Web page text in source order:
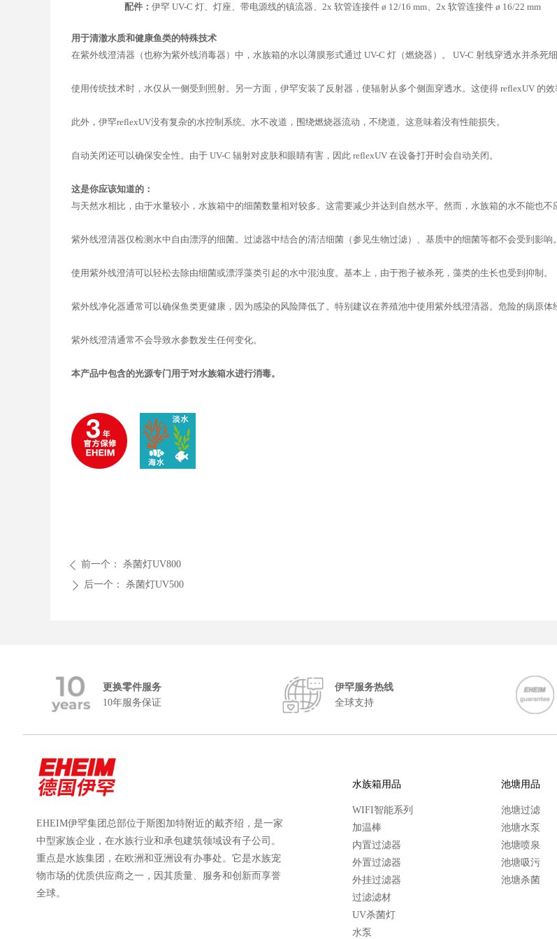
配件： 伊罕 UV-C 灯、灯座、带电源线的镇流器、2x 软管连接件 ø 12/16 mm、2x 软管连接件 ø 16/22 mm
用于清澈水质和健康鱼类的特殊技术
在紫外线澄清器（也称为紫外线消毒器）中，水族箱的水以薄膜形式通过 UV-C 灯（燃烧器）。 UV-C 射线穿透水并杀死
使用传统技术时，水仅从一侧受到照射。另一方面，伊罕安装了反射器，使辐射从多个侧面穿透水。这使得 reflexUV 的效
此外，伊罕reflexUV没有复杂的水控制系统。水不改道，围绕燃烧器流动，不绕道。这意味着没有性能损失。
自动关闭还可以确保安全性。由于 UV-C 辐射对皮肤和眼睛有害，因此 reflexUV 在设备打开时会自动关闭。
这是你应该知道的：
与天然水相比，由于水量较小，水族箱中的细菌数量相对较多。这需要减少并达到自然水平。然而，水族箱的水不能也不
紫外线澄清器仅检测水中自由漂浮的细菌。过滤器中结合的清洁细菌（参见生物过滤）、基质中的细菌等都不会受到影响
使用紫外线澄清可以轻松去除由细菌或漂浮藻类引起的水中混浊度。基本上，由于孢子被杀死，藻类的生长也受到抑制。
紫外线净化器通常可以确保鱼类更健康，因为感染的风险降低了。特别建议在养殖池中使用紫外线澄清器。危险的病原体
紫外线澄清通常不会导致水参数发生任何变化。
本产品中包含的光源专门用于对水族箱水进行消毒。
ꄴ 前一个： 杀菌灯UV800
ꄲ 后一个： 杀菌灯UV500
更换零件服务
10年服务保证
伊罕服务热线
全球支持
EHEIM伊罕集团总部位于斯图加特附近的戴齐绍，是一家
中型家族企业，在水族行业和承包建筑领域设有子公司。
重点是水族集团，在欧洲和亚洲设有办事处。它是水族宠
物市场的优质供应商之一，因其质量、服务和创新而享誉
全球。
水族箱用品
WIFI智能系列
加温棒
内置过滤器
外置过滤器
外挂过滤器
过滤滤材
UV杀菌灯
水泵
池塘用品
池塘过滤
池塘水泵
池塘喷泉
池塘吸污
池塘杀菌